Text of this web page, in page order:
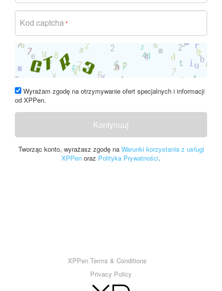
Kod captcha*
Wyrażam zgodę na otrzymywanie ofert specjalnych i informacji
od XPPen.
Kontynuuj
Tworząc konto, wyrażasz zgodę na Warunki korzystania z usługi
XPPen oraz Polityka Prywatności.
XPPen Terms & Conditions
Privacy Policy